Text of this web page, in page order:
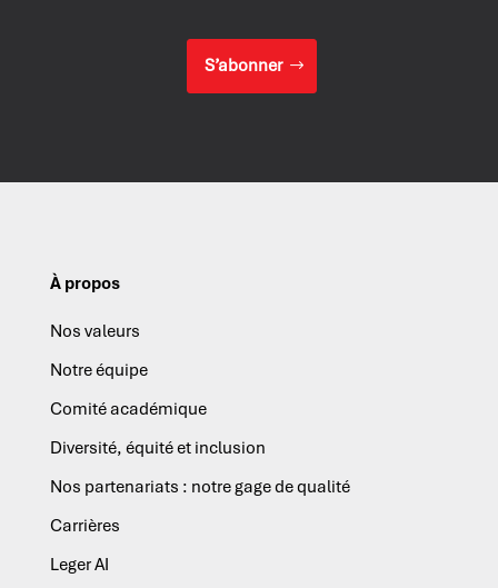
S’abonner
À propos
Nos valeurs
Notre équipe
Comité académique
Diversité, équité et inclusion
Nos partenariats : notre gage de qualité
Carrières
Leger AI